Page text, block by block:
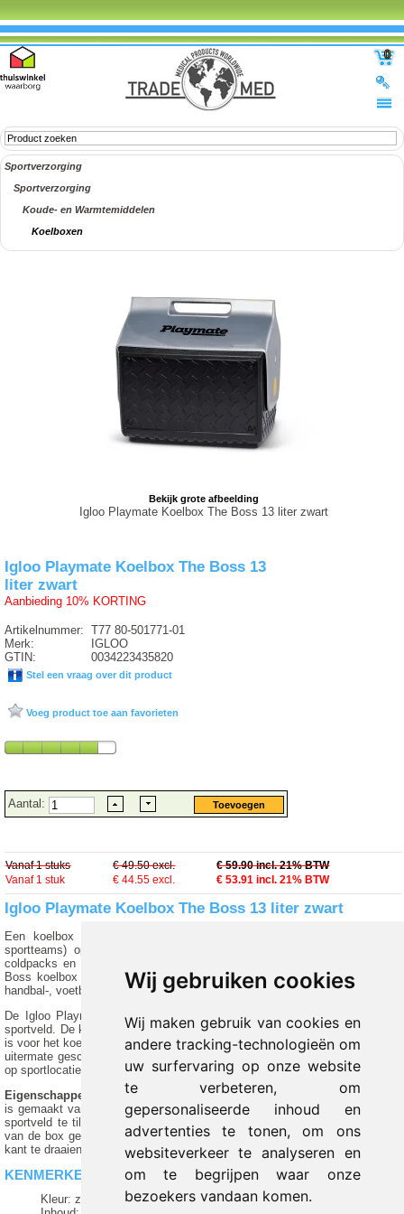
Wij gebruiken cookies
Wij maken gebruik van cookies en
andere tracking-technologieën om
uw surfervaring op onze website
te verbeteren, om
gepersonaliseerde inhoud en
advertenties te tonen, om ons
websiteverkeer te analyseren en
om te begrijpen waar onze
bezoekers vandaan komen.
0
Sportverzorging
Sportverzorging
Koude- en Warmtemiddelen
Koelboxen
Bekijk grote afbeelding
Igloo Playmate Koelbox The Boss 13 liter zwart
Igloo Playmate Koelbox The Boss 13
liter zwart
Aanbieding 10% KORTING
Artikelnummer:
Merk:
GTIN:
T77 80-501771-01
IGLOO
0034223435820
Stel een vraag over dit product
Voeg product toe aan favorieten
Aantal:
Vanaf 1 stuks € 49.50 excl.
€ 59.90 incl. 21% BTW
Vanaf 1 stuk
€ 44.55 excl. €53.91 incl. 21% BTW
Igloo Playmate Koelbox The Boss 13 liter zwart
Een koelbox is geschikt voor sportverzorgers of fysiotherapeuten (van
sportteams) op het sportveld. In de deze koelbox kunnen onder andere
coldpacks en sportdrankjes koel bewaard worden. De Igloo Playmate The
Boss koelbox is door de inhoud van 13 liter geschikt voor verzorgers van
handbal-, voetbal-, volleybal- en andere sportteams.
De Igloo Playmate Elite koelbox is geschikt om mee te nemen naar het
sportveld. De koelbox heeft een volume van 13 liter waardoor de box handig
is voor het koelen van meerdere coldpacks voor sportteams. Een koelbox is
uitermate geschikt voor het koelen van deze packs of andere hulpmiddelen
op sportlocaties, waar niet altijd een koelkast aanwezig is.
Eigenschappen en functies van de koelbox:De Igloo Playmate koelbox
is gemaakt van het lichte Polyethyleen, zodat de box gemakkelijk naar het
sportveld te tillen is. De drukknop in de deksel zorgt ervoor dat de deksel
van de box gemakkelijk te openen is, door de deksel naar de desgewenste
kant te draaien.
KENMERKEN KOELBOX
Kleur: zwart / grijs